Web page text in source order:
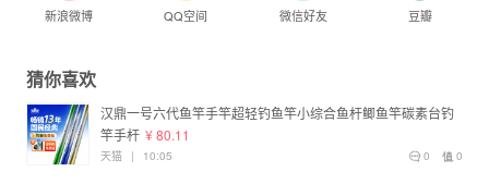
新浪微博 QQ空间 微信好友 豆瓣
猜你喜欢
汉鼎一号六代鱼竿手竿超轻钓鱼竿小综合鱼杆鲫鱼竿碳素台钓
竿手杆 ¥ 80.11
0
0
天猫 | 10:05